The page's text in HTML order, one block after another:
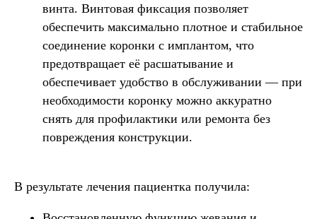
винта. Винтовая фиксация позволяет
обеспечить максимально плотное и стабильное
соединение коронки с имплантом, что
предотвращает её расшатывание и
обеспечивает удобство в обслуживании — при
необходимости коронку можно аккуратно
снять для профилактики или ремонта без
повреждения конструкции.
В результате лечения пациентка получила: